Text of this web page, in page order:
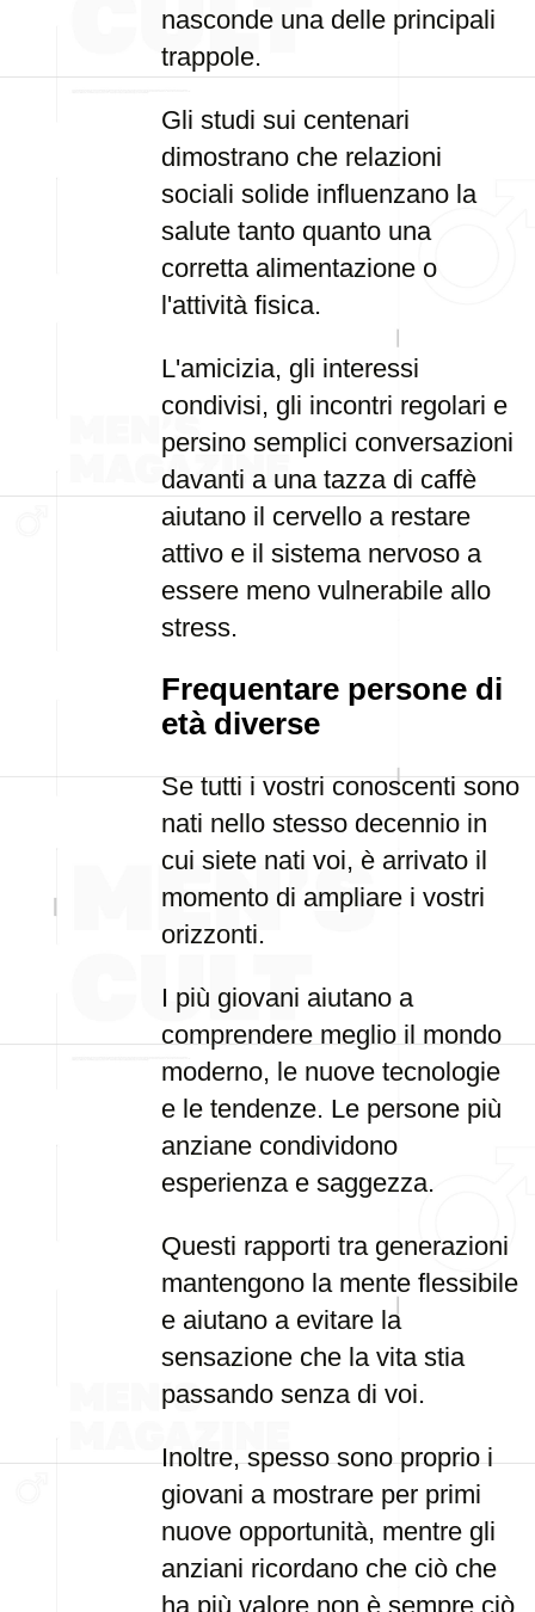
nasconde una delle principali
trappole.
Gli studi sui centenari
dimostrano che relazioni
sociali solide influenzano la
salute tanto quanto una
corretta alimentazione o
l'attività fisica.
L'amicizia, gli interessi
condivisi, gli incontri regolari e
persino semplici conversazioni
davanti a una tazza di caffè
aiutano il cervello a restare
attivo e il sistema nervoso a
essere meno vulnerabile allo
stress.
Frequentare persone di
età diverse
Se tutti i vostri conoscenti sono
nati nello stesso decennio in
cui siete nati voi, è arrivato il
momento di ampliare i vostri
orizzonti.
I più giovani aiutano a
comprendere meglio il mondo
moderno, le nuove tecnologie
e le tendenze. Le persone più
anziane condividono
esperienza e saggezza.
Questi rapporti tra generazioni
mantengono la mente flessibile
e aiutano a evitare la
sensazione che la vita stia
passando senza di voi.
Inoltre, spesso sono proprio i
giovani a mostrare per primi
nuove opportunità, mentre gli
anziani ricordano che ciò che
ha più valore non è sempre ciò